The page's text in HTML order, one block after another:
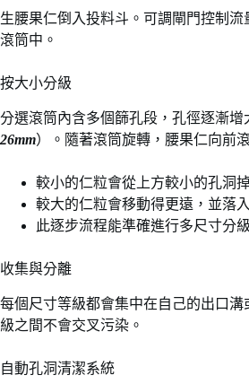
生腰果仁倒入投料斗。可調閘門控制
滾筒中。
按大小分級
分選滾筒內含多個篩孔段，孔徑逐漸增
26mm）。隨著滾筒旋轉，腰果仁向前
較小的仁粒會從上方較小的孔洞
較大的仁粒會移動得更遠，並落
此逐步流程能準確進行多尺寸分
收集與分離
每個尺寸等級都會集中在自己的出口
級之間不會交叉污染。
自動孔洞清潔系統